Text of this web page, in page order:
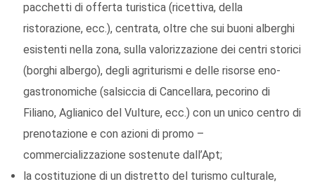
pacchetti di offerta turistica (ricettiva, della
ristorazione, ecc.), centrata, oltre che sui buoni alberghi
esistenti nella zona, sulla valorizzazione dei centri storici
(borghi albergo), degli agriturismi e delle risorse eno-
gastronomiche (salsiccia di Cancellara, pecorino di
Filiano, Aglianico del Vulture, ecc.) con un unico centro di
prenotazione e con azioni di promo –
commercializzazione sostenute dall’Apt;
la costituzione di un distretto del turismo culturale,